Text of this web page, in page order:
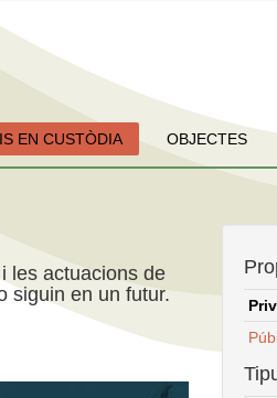
EN CUSTÒDIA OBJECTES
les actuacions de
siguin en un futur.